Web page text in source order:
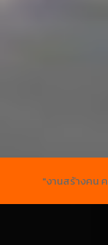
"งานสร้างคน